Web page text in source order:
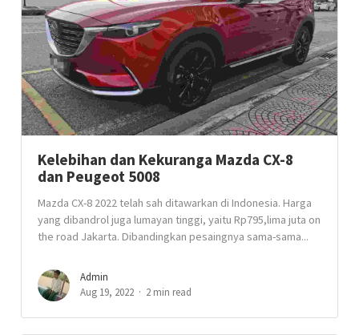
Kelebihan dan Kekuranga Mazda CX-8
dan Peugeot 5008
Mazda CX-8 2022 telah sah ditawarkan di Indonesia. Harga
yang dibandrol juga lumayan tinggi, yaitu Rp795,lima juta on
the road Jakarta. Dibandingkan pesaingnya sama-sama...
Admin
Aug 19, 2022
2 min read